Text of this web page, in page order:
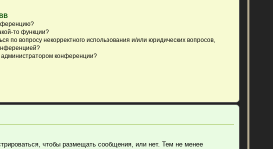
то функции?
по вопросу некорректного использования и/или юридических вопросов,
администратором конференции?
чтобы размещать сообщения, или нет. Тем не менее